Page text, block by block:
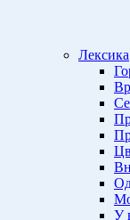
Лексика
У